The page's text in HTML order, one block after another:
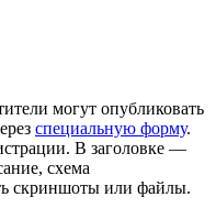
могут опубликовать
специальную форму.
В заголовке —
схема
скриншоты или файлы.